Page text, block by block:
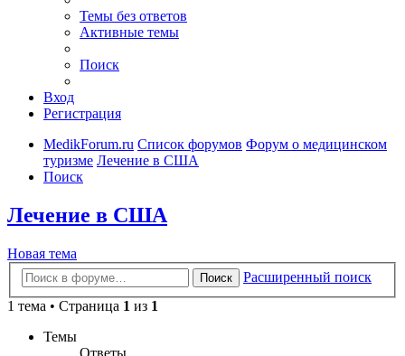
Темы без ответов
Активные темы
Поиск
Вход
Регистрация
MedikForum.ru Список форумов Форум о медицинском
туризме Лечение в США
Поиск
Лечение в США
Новая тема
Поиск
Расширенный поиск
1 тема • Страница 1 из 1
Темы